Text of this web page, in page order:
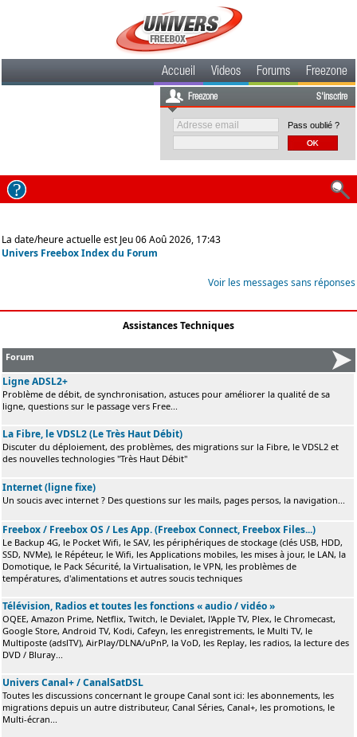
Accueil Videos Forums Freezone
Freezone S'inscrire
Pass oublié ?
La date/heure actuelle est Jeu 06 Aoû 2026, 17:43
Univers Freebox Index du Forum
Voir les messages sans réponses
Assistances Techniques
Forum
Ligne ADSL2+
Problème de débit, de synchronisation, astuces pour améliorer la qualité de sa
ligne, questions sur le passage vers Free...
La Fibre, le VDSL2 (Le Très Haut Débit)
Discuter du déploiement, des problèmes, des migrations sur la Fibre, le VDSL2 et
des nouvelles technologies "Très Haut Débit"
Internet (ligne fixe)
Un soucis avec internet ? Des questions sur les mails, pages persos, la navigation...
Freebox / Freebox OS / Les App. (Freebox Connect, Freebox Files...)
Le Backup 4G, le Pocket Wifi, le SAV, les périphériques de stockage (clés USB, HDD,
SSD, NVMe), le Répéteur, le Wifi, les Applications mobiles, les mises à jour, le LAN, la
Domotique, le Pack Sécurité, la Virtualisation, le VPN, les problèmes de
températures, d'alimentations et autres soucis techniques
Télévision, Radios et toutes les fonctions « audio / vidéo »
OQEE, Amazon Prime, Netflix, Twitch, le Devialet, l'Apple TV, Plex, le Chromecast,
Google Store, Android TV, Kodi, Cafeyn, les enregistrements, le Multi TV, le
Multiposte (adslTV), AirPlay/DLNA/uPnP, la VoD, les Replay, les radios, la lecture des
DVD / Bluray...
Univers Canal+ / CanalSatDSL
Toutes les discussions concernant le groupe Canal sont ici: les abonnements, les
migrations depuis un autre distributeur, Canal Séries, Canal+, les promotions, le
Multi-écran...